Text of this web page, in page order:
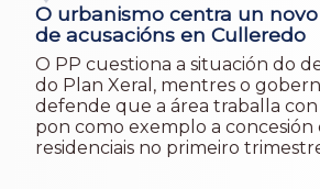
O urbanismo centra un
de acusacións en Culleredo
O PP cuestiona a situación do
do Plan Xeral, mentres o
defende que a área traballa
pon como exemplo a concesión
residenciais no primeiro